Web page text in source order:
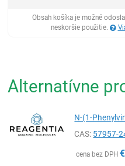
Obsah košíka je možné
neskoršie použitie.
Alternatívne
N-(1-
CAS: 57957-
cena bez DPH €